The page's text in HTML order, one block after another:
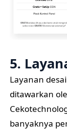
5.
Layanan
ditawarkan
banyaknya